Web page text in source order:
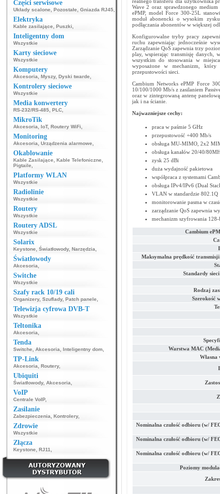
Części serwisowe
Układy scalone Pozostałe Gniazda RJ45
Elektryka
Kable zasilające Puszki
Inteligentny dom
Wszystkie
Karty sieciowe
Wszystkie
Komputery
Akcesoria Myszy, Dyski twarde
Kontrolery sieciowe
Wszystkie
Media konwertery
RS-232/RS-485 PLC
MikroTik
Akcesoria IoT, Routery WiFi
Monitoring
Akcesoria Urządzenia alarmowe
Okablowanie
Kable Zasilające Kable Telefoniczne
Pigtaile
Platformy WLAN
Wszystkie
Radiolinie
Wszystkie
Routery
Wszystkie
Routery ADSL
Wszystkie
Solarix
Keystone Światłowody, Narzędzia
Światłowody
Akcesoria
Switche
Wszystkie
Szafy rack 10/19 cali
Organizery, Szuflady, Patch panele
Telewizja cyfrowa DVB-T
Wszystkie
Teltonika
Akcesoria
Tenda
Switche Akcesoria Inteligentny dom
TP-Link
Akcesoria Routery,
Ubiquiti
Światłowody, Akcesoria
VoIP
Centrale VoIP,
Zasilanie
Zabezpieczenia Kontrolery,
Zdrowie
Wszystkie
Złącza
Keystone RJ11
Wave 2 oraz sprawdzonego
ePMP, model Force 300-25L
moduł abonencki o wysokim
podłączania abonentów w większej
Konfigurowalne tryby pracy
ruchu zapewniając jednocześnie
Zarządzanie QoS zapewnia trzy
play, wspierając transmisję danych,
wszystkim do stosowania w
wyposażone w mechanizm,
przepustowości sieci.
Cambium Networks ePMP Force
10/100/1000 Mb/s z zasilaniem
oraz w zintegrowaną antenę
jak i na ścianie.
Najwazniejsze cechy:
praca w paśmie 5 GHz
przepustowość +400 Mb/s
obsługa MU-MIMO, 2x2
obsługa kanałów 20/40/
zysk 25 dBi
duża wydajność pakietowa
współpraca z systemami
obsługa IPv4/IPv6 (Dual
VLAN w standardzie 802.1Q
monitorowanie pasma w
zarządzanie QoS zapewnia
mechanizm szyfrowania
Cambium
Maksymalna prędkość
Standardy
Rodzaj
Szerokość
Warstwa MAC
Nominalna czułość odbioru (w/
Nominalna czułość odbioru (w/
Nominalna czułość odbioru (w/
Poziomy